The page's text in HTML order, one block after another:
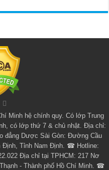
Minh hệ chính quy. Có lớp Trung
có lớp thứ 7 & chủ nhật. Địa chỉ:
đẳng Dược Sài Gòn: Đường Cầu
Tỉnh Nam Định. ☎ Hotline:
Địa chỉ tại TPHCM: 217 Nơ
- Thành phố Hồ Chí Minh. ☎